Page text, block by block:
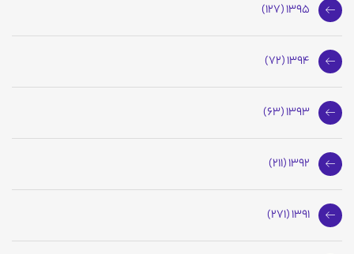
1395 (127)
1394 (72)
1393 (63)
1392 (211)
1391 (271)